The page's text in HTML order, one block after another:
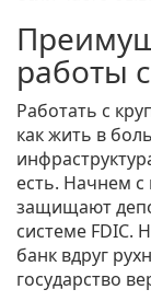
работы
Работать с
как жить в
есть. Начнем
защищают
системе FDIC.
банк вдруг
государство